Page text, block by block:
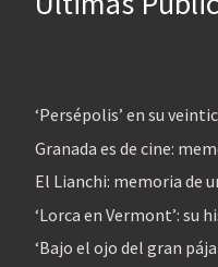
‘Persépolis’ en su
Granada es de cine:
El Lianchi: memoria de
‘Lorca en Vermont’: su
‘Bajo el ojo del gran